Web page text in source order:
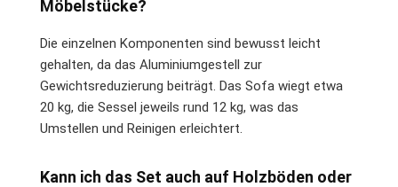
Möbelstücke?
Die einzelnen Komponenten sind bewusst leicht
gehalten, da das Aluminiumgestell zur
Gewichtsreduzierung beiträgt. Das Sofa wiegt etwa
20 kg, die Sessel jeweils rund 12 kg, was das
Umstellen und Reinigen erleichtert.
Kann ich das Set auch auf Holzböden oder